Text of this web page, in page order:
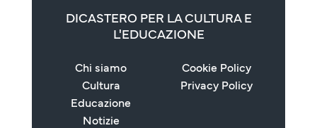
DICASTERO PER LA CULTURA E
L'EDUCAZIONE
Chi siamo
Cultura
Educazione
Notizie
Cookie Policy
Privacy Policy